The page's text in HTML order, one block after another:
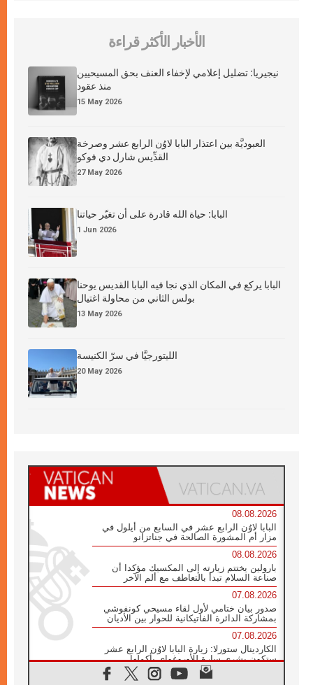
الأخبار الأكثر قراءة
نيجيريا: تضليل إعلامي لإخفاء العنف بحق المسيحيين
منذ عقود
15 May 2026
العبوديَّة بين اعتذار البابا لاوُن الرابع عشر وصرخة
القدِّيس شارل دي فوكو
27 May 2026
البابا: حياة الله قادرة على أن تغيّر حياتنا
1 Jun 2026
البابا يركع في المكان الذي نجا فيه البابا القديس يوحنا
بولس الثاني من محاولة اغتيال
13 May 2026
الليتورجيَّا في سرّ الكنيسة
20 May 2026
08.08.2026
البابا لاوُن الرابع عشر في السابع من أيلول في
مزار أم المشورة الصالحة في جناتزانو
08.08.2026
بارولين يختتم زيارته إلى المكسيك مؤكدا أن
صناعة السلام تبدأ بالتعاطف مع ألم الآخر
07.08.2026
صدور بيان ختامي لأول لقاء مسيحي كونفوشي
بمشاركة الدائرة الفاتيكانية للحوار بين الأديان
07.08.2026
الكاردينال ستورلا: زيارة البابا لاوُن الرابع عشر
ستكون بشرى سارة للأوروغواي بأكملها